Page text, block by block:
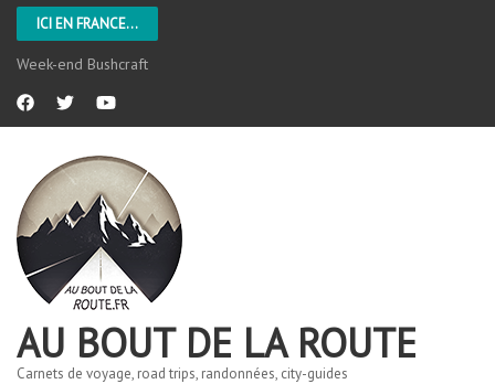
ICI EN FRANCE...
L’Aveyron
AU BOUT DE LA ROUTE
Carnets de voyage, road trips, randonnées, city-guides